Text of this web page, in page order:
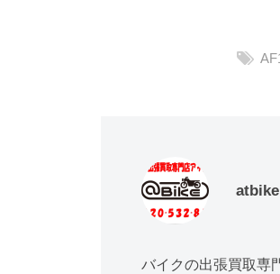
atbike
バイクの出張買取専